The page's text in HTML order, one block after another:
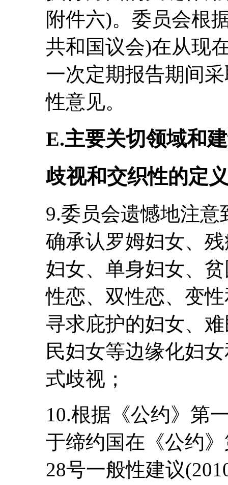
附件六)。委员会根
共和国议会)在从现
一次定期报告期间
性意见。
E.主要关切领域和
歧视和交织性的定
9.委员会遗憾地注
确承认罗姆妇女、
妇女、单身妇女、
性恋、双性恋、变
寻求庇护的妇女、
民妇女等边缘化妇
式歧视；
10.根据《公约》第
于缔约国在《公约
28号一般性建议